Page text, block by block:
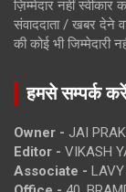
ज़िम्मेदार नहीं
संवाददाता / खबर देने
की कोई भी जिम्मेदारी
हमसे सम्पर्क
Owner - JAI
Editor - VIKASH
Associate -